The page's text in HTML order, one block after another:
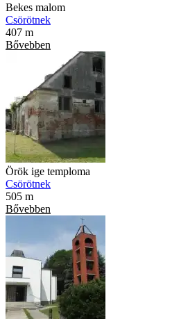
Bekes malom
Csörötnek
407 m
Bővebben
Örök ige temploma
Csörötnek
505 m
Bővebben